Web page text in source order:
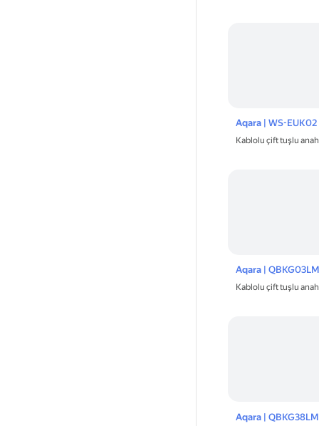
Aqara| WS-EUK02
Kablolu çift tuşlu
Aqara| QBKG03LM
Kablolu çift tuşlu
Aqara| QBKG38LM